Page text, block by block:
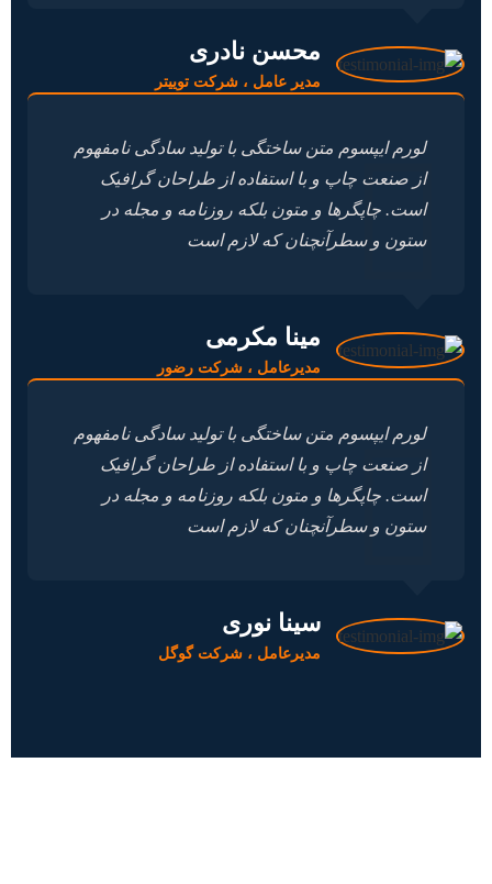
محسن نادری
مدیر عامل ، شرکت توییتر
لورم ایپسوم متن ساختگی با تولید سادگی نامفهوم
از صنعت چاپ و با استفاده از طراحان گرافیک
است. چاپگرها و متون بلکه روزنامه و مجله در
ستون و سطرآنچنان که لازم است
مینا مکرمی
مدیرعامل ، شرکت رضور
لورم ایپسوم متن ساختگی با تولید سادگی نامفهوم
از صنعت چاپ و با استفاده از طراحان گرافیک
است. چاپگرها و متون بلکه روزنامه و مجله در
ستون و سطرآنچنان که لازم است
سینا نوری
مدیرعامل ، شرکت گوگل